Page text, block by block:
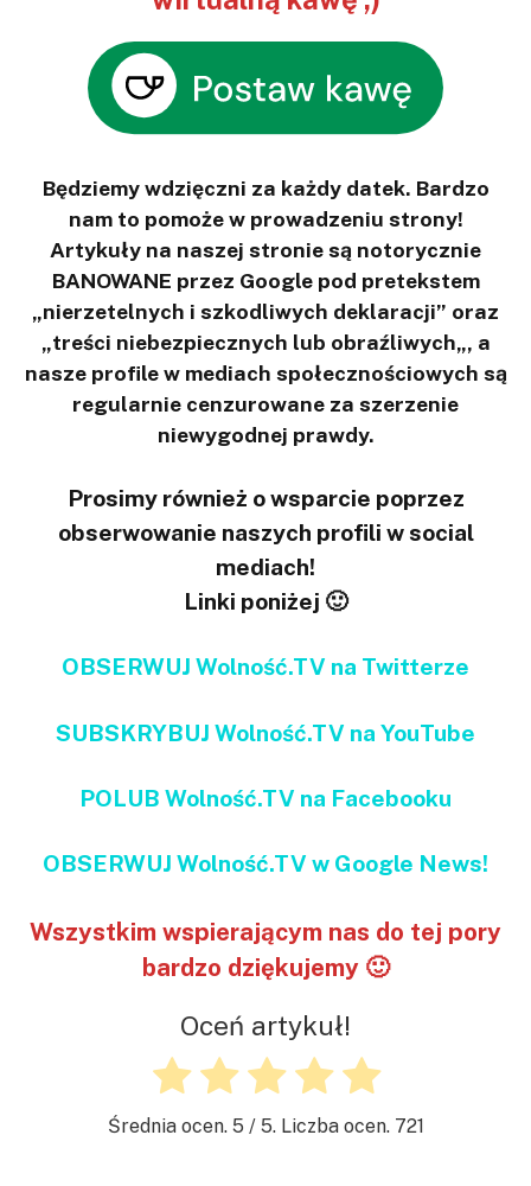
Będziemy wdzięczni za każdy datek. Bardzo
nam to pomoże w prowadzeniu strony!
Artykuły na naszej stronie są notorycznie
BANOWANE przez Google pod pretekstem
„nierzetelnych i szkodliwych deklaracji” oraz
„treści niebezpiecznych lub obraźliwych„, a
nasze profile w mediach społecznościowych są
regularnie cenzurowane za szerzenie
niewygodnej prawdy.
Prosimy również o wsparcie poprzez
obserwowanie naszych profili w social
mediach!
Linki poniżej 🙂
OBSERWUJ Wolność.TV na Twitterze
SUBSKRYBUJ Wolność.TV na YouTube
POLUB Wolność.TV na Facebooku
OBSERWUJ Wolność.TV w Google News!
Wszystkim wspierającym nas do tej pory
bardzo dziękujemy 🙂
Oceń artykuł!
Średnia ocen. 5 / 5. Liczba ocen. 721